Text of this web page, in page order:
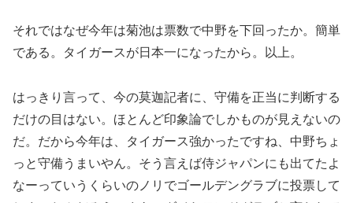
それではなぜ今年は菊池は票数で中野を下回ったか。簡単
である。タイガースが日本一になったから。以上。
はっきり言って、今の莫迦記者に、守備を正当に判断する
だけの目はない。ほとんど印象論でしかものが見えないの
だ。だから今年は、タイガース強かったですね、中野ちょ
っと守備うまいやん。そう言えば侍ジャパンにも出てたよ
なーっていうくらいのノリでゴールデングラブに投票して